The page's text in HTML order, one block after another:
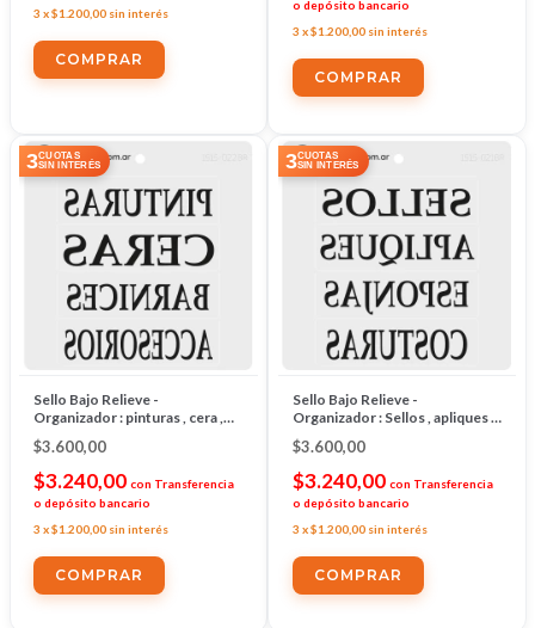
3 x$1.200,00 sin interés
o depósito bancario
3 x$1.200,00 sin interés
3CUOTAS
SIN INTERÉS
Sello Bajo Relieve -
Organizador : pinturas , cera ,
accesorios ,barnices
$3.600,00
$3.240,00 con Transferencia
o depósito bancario
3 x$1.200,00 sin interés
3CUOTAS
SIN INTERÉS
Sello Bajo Relieve -
Organizador : Sellos , apliques ,
esponjas, costuras
$3.600,00
$3.240,00 con Transferencia
o depósito bancario
3 x$1.200,00 sin interés